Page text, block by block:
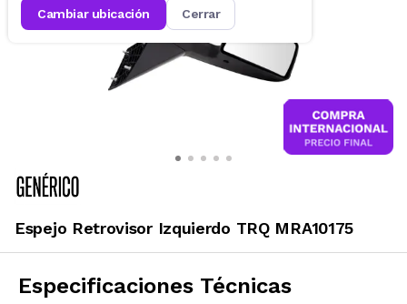
cambiar ubicación cerrar
Espejo Retrovisor Izquierdo TRQ MRA10175
Especificaciones Técnicas